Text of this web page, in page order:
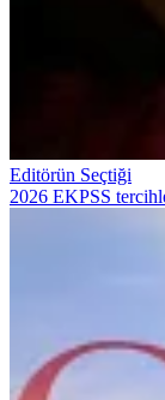
Editörün Seçtiği
2026 EKPSS